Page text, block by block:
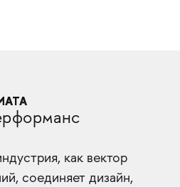
как вектор
соединяет дизайн,